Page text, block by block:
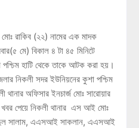
রাকিব (২২) নামের এক মাদক
মে) বিকাল ৪ টা ৪৫ মিনিটে
হাটি থেকে তাকে আটক করা হয়।
নিকলী সদর ইউনিয়নের কুশা পশ্চিম
অফিসার ইনচার্জ মোঃ সারোয়ার
খবর পেয়ে নিকলী থানার এস আই মোঃ
সালাম, এএসআই সাকলান, এএসআই